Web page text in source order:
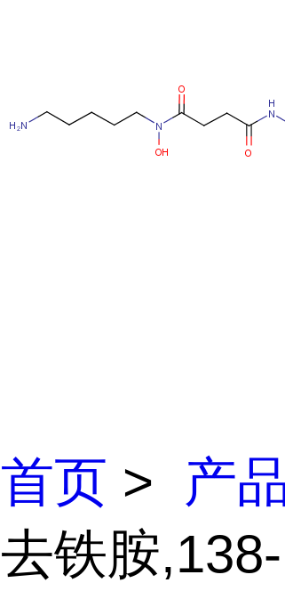
首页 > 产
去铁胺